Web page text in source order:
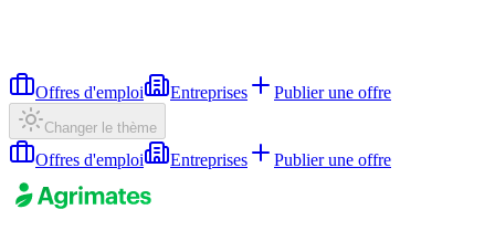
Offres d'emploi Entreprises Publier une offre
Changer le thème
Offres d'emploi Entreprises Publier une offre